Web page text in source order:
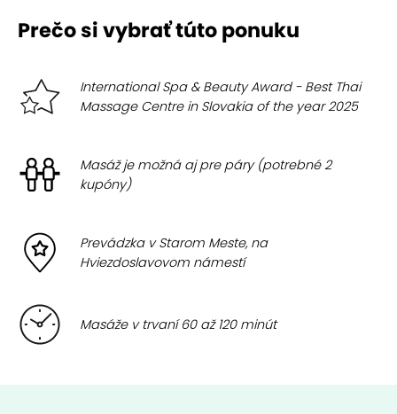
Prečo si vybrať túto ponuku
International Spa & Beauty Award - Best Thai
Massage Centre in Slovakia of the year 2025
Masáž je možná aj pre páry (potrebné 2
kupóny)
Prevádzka v Starom Meste, na
Hviezdoslavovom námestí
Masáže v trvaní 60 až 120 minút